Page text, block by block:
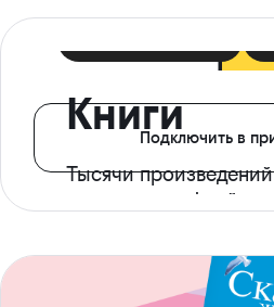
Книги
Тысячи произведений
с доступом офлайн
Подключить в